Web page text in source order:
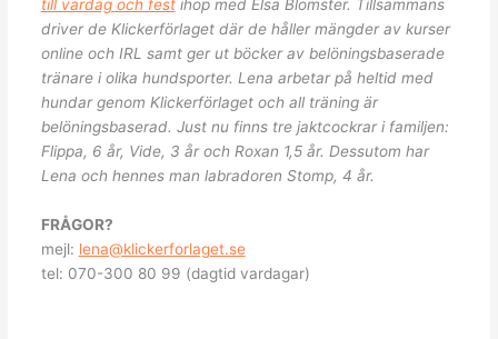
till vardag och festihop med Elsa Blomster. Tillsammans
driver de Klickerförlaget där de håller mängder av kurser
online och IRL samt ger ut böcker av belöningsbaserade
tränare i olika hundsporter. Lena arbetar på heltid med
hundar genom Klickerförlaget och all träning är
belöningsbaserad. Just nu finns tre jaktcockrar i familjen:
Flippa, 6 år, Vide, 3 år och Roxan 1,5 år. Dessutom har
Lena och hennes man labradoren Stomp, 4 år.
FRÅGOR?
mejl: lena@klickerforlaget.se
tel: 070-300 80 99 (dagtid vardagar)